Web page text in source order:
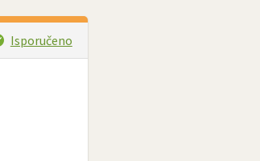
Isporučeno